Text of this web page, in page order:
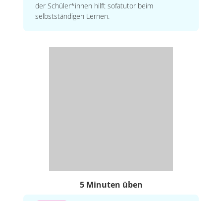
der Schüler*innen hilft sofatutor beim
selbstständigen Lernen.
5 Minuten üben